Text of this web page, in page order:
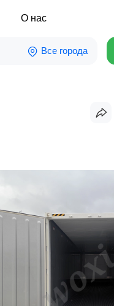
О нас
Все города